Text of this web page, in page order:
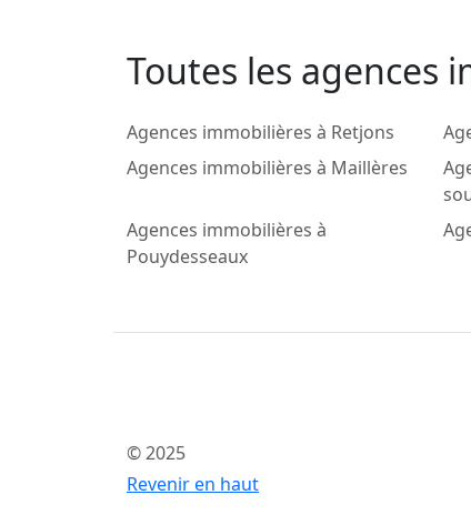
Toutes les agences
Agences immobilières à Retjons
Agences immobilières à Maillères
Agences immobilières à
Pouydesseaux
© 2025
Revenir en haut